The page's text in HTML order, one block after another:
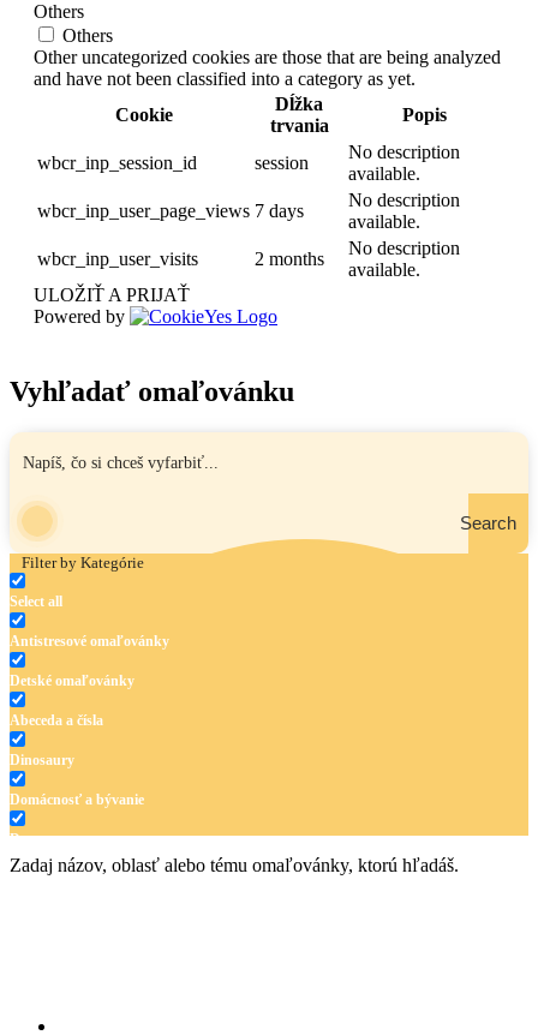
Others
Others
Other uncategorized cookies are those that are being analyzed
and have not been classified into a category as yet.
Cookie
Dĺžka
trvania
Popis
wbcr_inp_session_id session
No description
available.
wbcr_inp_user_page_views 7 days
No description
available.
wbcr_inp_user_visits
2 months
No description
available.
ULOŽIŤ A PRIJAŤ
Powered by
Vyhľadať omaľovánku
Search
Filter by Kategórie
Select all
Antistresové omaľovánky
Detské omaľovánky
Abeceda a čísla
Dinosaury
Domácnosť a bývanie
Doprava
Hudba
Zadaj názov, oblasť alebo tému omaľovánky, ktorú hľadáš.